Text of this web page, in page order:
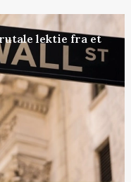
lektie fra et